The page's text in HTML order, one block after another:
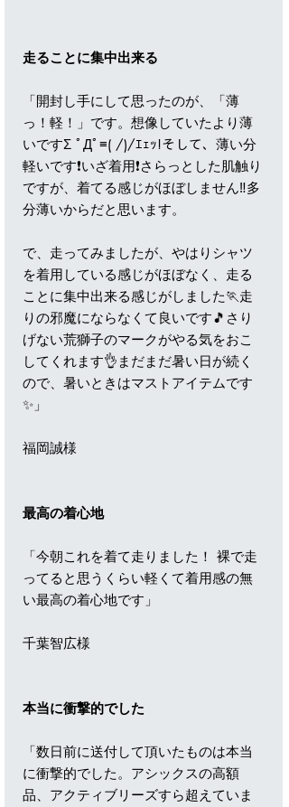
走ることに集中出来る
「開封し手にして思ったのが、「薄
っ！軽！」です。想像していたより薄
いですΣ ﾟДﾟ≡( /)/ｴｪｯ!そして、薄い分
軽いです❗️いざ着用❗️さらっとした肌触り
ですが、着てる感じがほぼしません‼️多
分薄いからだと思います。
で、走ってみましたが、やはりシャツ
を着用している感じがほぼなく、走る
ことに集中出来る感じがしました🏃走
りの邪魔にならなくて良いです🎵さり
げない荒獅子のマークがやる気をおこ
してくれます👌まだまだ暑い日が続く
ので、暑いときはマストアイテムです
✨」
福岡誠様
最高の着心地
「今朝これを着て走りました！ 裸で走
ってると思うくらい軽くて着用感の無
い最高の着心地です」
千葉智広様
本当に衝撃的でした
「数日前に送付して頂いたものは本当
に衝撃的でした。アシックスの高額
品、アクティブリーズすら超えていま